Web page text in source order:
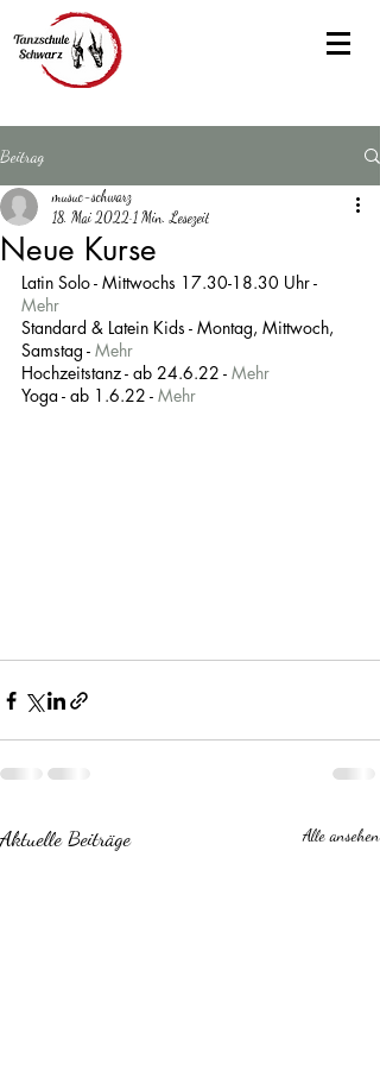
Beitrag
Neue Kurse
musuc-schwarz
18. Mai 2022 1 Min. Lesezeit
Latin Solo - Mittwochs 17.30-18.30 Uhr -
Mehr
Standard & Latein Kids - Montag, Mittwoch,
Samstag - Mehr
Hochzeitstanz - ab 24.6.22 - Mehr
Yoga - ab 1.6.22 - Mehr
Aktuelle Beiträge Alle ansehen